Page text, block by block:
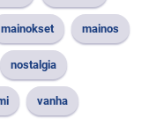
mainokset mainos
nostalgia
vanha